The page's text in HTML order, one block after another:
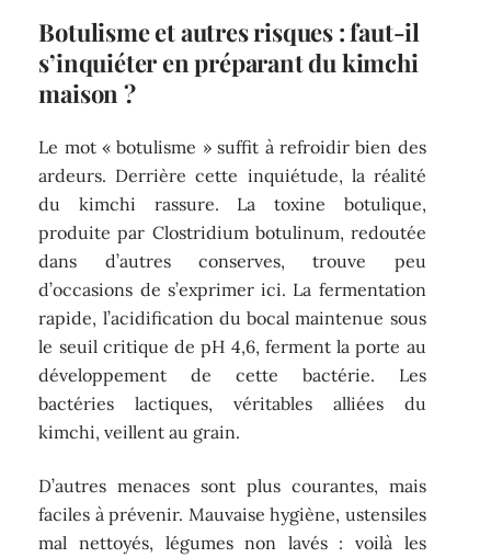
Botulisme et autres risques : faut-il
s’inquiéter en préparant du kimchi
maison ?
Le mot « botulisme » suffit à refroidir bien des
ardeurs. Derrière cette inquiétude, la réalité
du kimchi rassure. La toxine botulique,
produite par Clostridium botulinum, redoutée
dans d’autres conserves, trouve peu
d’occasions de s’exprimer ici. La fermentation
rapide, l’acidification du bocal maintenue sous
le seuil critique de pH 4,6, ferment la porte au
développement de cette bactérie. Les
bactéries lactiques, véritables alliées du
kimchi, veillent au grain.
D’autres menaces sont plus courantes, mais
faciles à prévenir. Mauvaise hygiène, ustensiles
mal nettoyés, légumes non lavés : voilà les